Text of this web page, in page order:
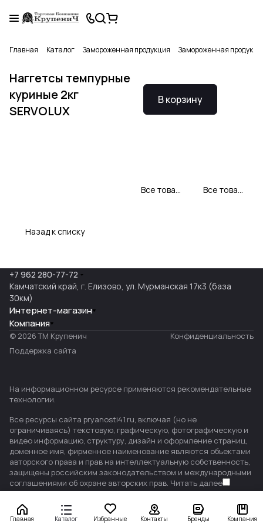
Главная Каталог Замороженная продукция Замороженная
Наггетсы темпурные
куриные 2кг
SERVOLUX
В корзину
Все товары Серволюкс Все товары категории
Назад к списку
Главная Каталог Избранные Контакты Бренды Компания
+7 962 280-77-72
Камчатский край, г. Елизово, ул. Мурманская 17к3 (база
30км)
Интернет-магазин
Компания
© 2026 ТМ Крупенич
Конфиденциальность
Поддержка сайта
На информационном ресурсе применяются рекомендательные
технологии.
Все ресурсы сайта pryanosti41.ru, включая (но не
ограничиваясь) текстовую, графическую, фотографическую и
видео информацию, структуру, дизайн и оформление страниц,
доменное имя, фирменное наименование являются объектами
авторского права и прав на интеллектуальную собственность,
защищены российским законодательством и международными
соглашениями об охране авторских прав. Читать далее